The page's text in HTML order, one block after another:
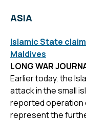
ASIA
Islamic State
Maldives
LONG WAR
Earlier today, the
attack in the small
reported operation
represent the